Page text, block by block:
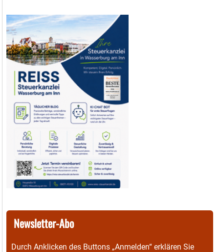
Newsletter-Abo
Durch Anklicken des Buttons „Anmelden“ erklären Sie